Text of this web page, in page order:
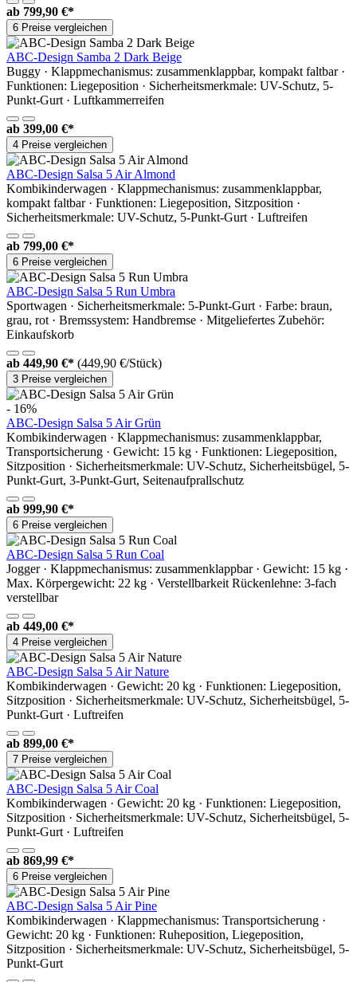
ab 799,90 €*
6 Preise vergleichen
ABC-Design Samba 2 Dark Beige
Buggy · Klappmechanismus: zusammenklappbar, kompakt faltbar ·
Funktionen: Liegeposition · Sicherheitsmerkmale: UV-Schutz, 5-
Punkt-Gurt · Luftkammerreifen
ab 399,00 €*
4 Preise vergleichen
ABC-Design Salsa 5 Air Almond
Kombikinderwagen · Klappmechanismus: zusammenklappbar,
kompakt faltbar · Funktionen: Liegeposition, Sitzposition ·
Sicherheitsmerkmale: UV-Schutz, 5-Punkt-Gurt · Luftreifen
ab 799,00 €*
6 Preise vergleichen
ABC-Design Salsa 5 Run Umbra
Sportwagen · Sicherheitsmerkmale: 5-Punkt-Gurt · Farbe: braun,
grau, rot · Bremssystem: Handbremse · Mitgeliefertes Zubehör:
Einkaufskorb
ab 449,90 €* (449,90 €/Stück)
3 Preise vergleichen
- 16%
ABC-Design Salsa 5 Air Grün
Kombikinderwagen · Klappmechanismus: zusammenklappbar,
Transportsicherung · Gewicht: 15 kg · Funktionen: Liegeposition,
Sitzposition · Sicherheitsmerkmale: UV-Schutz, Sicherheitsbügel, 5-
Punkt-Gurt, 3-Punkt-Gurt, Seitenaufprallschutz
ab 999,90 €*
6 Preise vergleichen
ABC-Design Salsa 5 Run Coal
Jogger · Klappmechanismus: zusammenklappbar · Gewicht: 15 kg ·
Max. Körpergewicht: 22 kg · Verstellbarkeit Rückenlehne: 3-fach
verstellbar
ab 449,00 €*
4 Preise vergleichen
ABC-Design Salsa 5 Air Nature
Kombikinderwagen · Gewicht: 20 kg · Funktionen: Liegeposition,
Sitzposition · Sicherheitsmerkmale: UV-Schutz, Sicherheitsbügel, 5-
Punkt-Gurt · Luftreifen
ab 899,00 €*
7 Preise vergleichen
ABC-Design Salsa 5 Air Coal
Kombikinderwagen · Gewicht: 20 kg · Funktionen: Liegeposition,
Sitzposition · Sicherheitsmerkmale: UV-Schutz, Sicherheitsbügel, 5-
Punkt-Gurt · Luftreifen
ab 869,99 €*
6 Preise vergleichen
ABC-Design Salsa 5 Air Pine
Kombikinderwagen · Klappmechanismus: Transportsicherung ·
Gewicht: 20 kg · Funktionen: Ruheposition, Liegeposition,
Sitzposition · Sicherheitsmerkmale: UV-Schutz, Sicherheitsbügel, 5-
Punkt-Gurt